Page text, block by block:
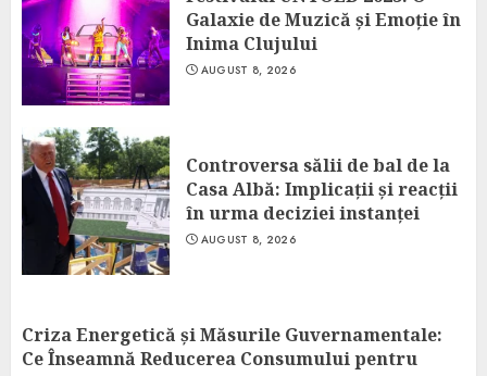
Galaxie de Muzică și Emoție în
Inima Clujului
AUGUST 8, 2026
Controversa sălii de bal de la
Casa Albă: Implicații și reacții
în urma deciziei instanței
AUGUST 8, 2026
Criza Energetică și Măsurile Guvernamentale:
Ce Înseamnă Reducerea Consumului pentru